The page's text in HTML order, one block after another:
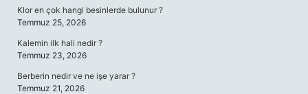
Klor en çok hangi besinlerde bulunur ?
Temmuz 25, 2026
Kalemin ilk hali nedir ?
Temmuz 23, 2026
Berberin nedir ve ne işe yarar ?
Temmuz 21, 2026